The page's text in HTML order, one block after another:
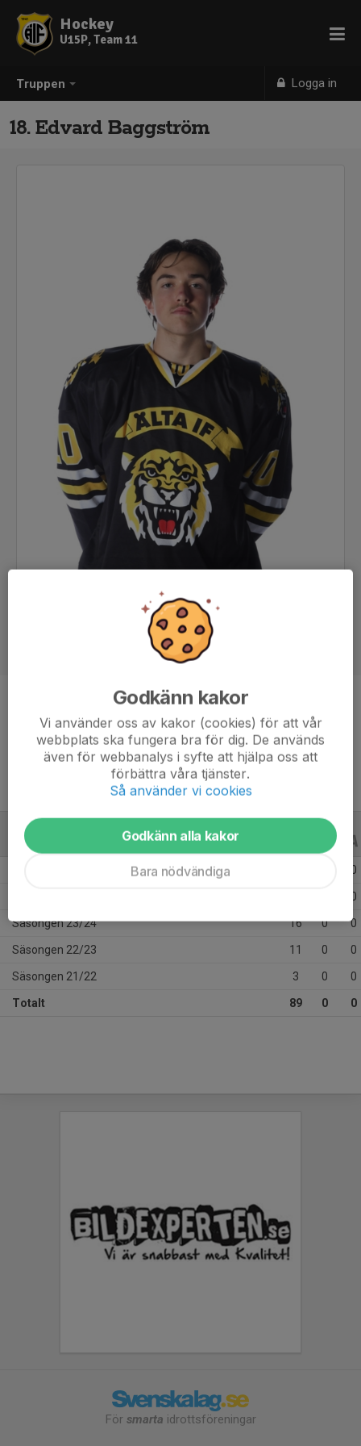
Truppen Logga in
Hockey
U15P, Team 11
18. Edvard Baggström
-
Ålder
15 år
ALLA SERIER ALLA ÅR
0
0
Säsongen 23/24 16 0 0
Säsongen 22/23 11 0 0
Säsongen 21/22 3 0 0
Totalt 89 0 0
För smarta idrottsföreningar
Godkänn kakor
Vi använder oss av kakor (cookies) för att vår
webbplats ska fungera bra för dig. De används
även för webbanalys i syfte att hjälpa oss att
förbättra våra tjänster.
Så använder vi cookies
Godkänn alla kakor
Bara nödvändiga